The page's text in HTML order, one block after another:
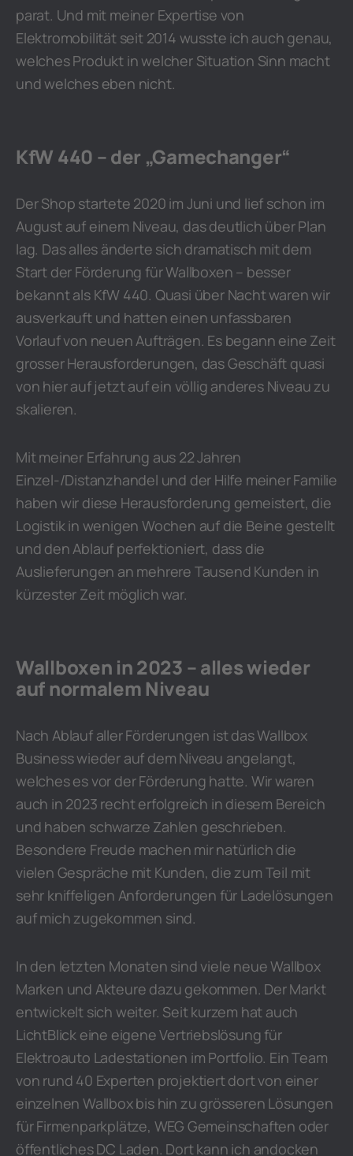
parat. Und mit meiner Expertise von
Elektromobilität seit 2014 wusste ich auch genau,
welches Produkt in welcher Situation Sinn macht
und welches eben nicht.
KfW 440 – der „Gamechanger“
Der Shop startete 2020 im Juni und lief schon im
August auf einem Niveau, das deutlich über Plan
lag. Das alles änderte sich dramatisch mit dem
Start der Förderung für Wallboxen – besser
bekannt als KfW 440. Quasi über Nacht waren wir
ausverkauft und hatten einen unfassbaren
Vorlauf von neuen Aufträgen. Es begann eine Zeit
grosser Herausforderungen, das Geschäft quasi
von hier auf jetzt auf ein völlig anderes Niveau zu
skalieren.
Mit meiner Erfahrung aus 22 Jahren
Einzel-/Distanzhandel und der Hilfe meiner Familie
haben wir diese Herausforderung gemeistert, die
Logistik in wenigen Wochen auf die Beine gestellt
und den Ablauf perfektioniert, dass die
Auslieferungen an mehrere Tausend Kunden in
kürzester Zeit möglich war.
Wallboxen in 2023 – alles wieder
auf normalem Niveau
Nach Ablauf aller Förderungen ist das Wallbox
Business wieder auf dem Niveau angelangt,
welches es vor der Förderung hatte. Wir waren
auch in 2023 recht erfolgreich in diesem Bereich
und haben schwarze Zahlen geschrieben.
Besondere Freude machen mir natürlich die
vielen Gespräche mit Kunden, die zum Teil mit
sehr kniffeligen Anforderungen für Ladelösungen
auf mich zugekommen sind.
In den letzten Monaten sind viele neue Wallbox
Marken und Akteure dazu gekommen. Der Markt
entwickelt sich weiter. Seit kurzem hat auch
LichtBlick eine eigene Vertriebslösung für
Elektroauto Ladestationen im Portfolio. Ein Team
von rund 40 Experten projektiert dort von einer
einzelnen Wallbox bis hin zu grösseren Lösungen
für Firmenparkplätze, WEG Gemeinschaften oder
öffentliches DC Laden. Dort kann ich andocken